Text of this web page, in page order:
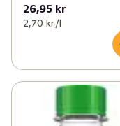
26,95 kr
2,70 kr /l